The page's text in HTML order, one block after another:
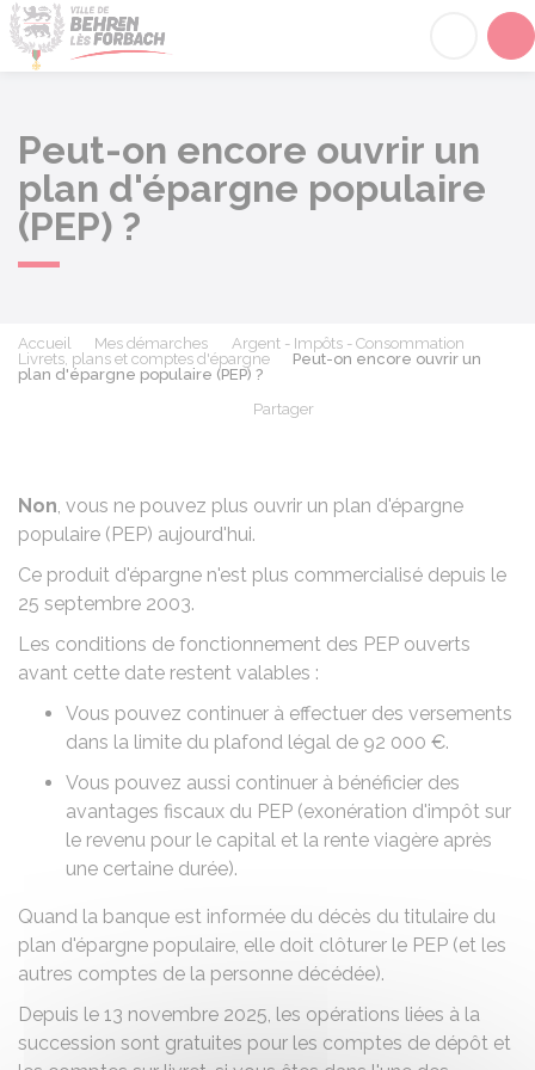
Peut-on encore ouvrir un
plan d'épargne populaire
(PEP) ?
Accueil Mes démarches
Argent - Impôts - Consommation
Livrets, plans et comptes d'épargne
Peut-on encore ouvrir un
plan d'épargne populaire (PEP) ?
Partager
Non, vous ne pouvez plus ouvrir un plan d'épargne
populaire (PEP) aujourd'hui.
Ce produit d'épargne n'est plus commercialisé depuis le
25 septembre 2003.
Les conditions de fonctionnement des PEP ouverts
avant cette date restent valables :
Vous pouvez continuer à effectuer des versements
dans la limite du plafond légal de 92 000 €.
Vous pouvez aussi continuer à bénéficier des
avantages fiscaux du PEP (exonération d'impôt sur
le revenu pour le capital et la rente viagère après
une certaine durée).
Quand la banque est informée du décès du titulaire du
plan d'épargne populaire, elle doit clôturer le PEP (et les
autres comptes de la personne décédée).
Depuis le 13 novembre 2025, les opérations liées à la
succession sont gratuites pour les comptes de dépôt et